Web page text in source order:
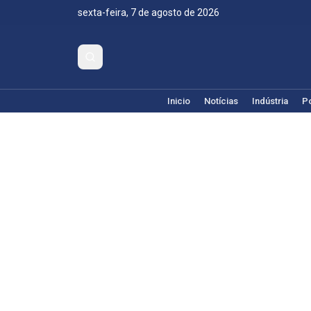
sexta-feira, 7 de agosto de 2026
Inicio Notícias Indústria